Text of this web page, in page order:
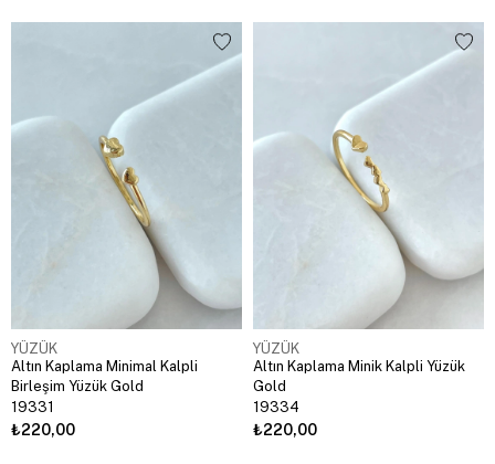
YÜZÜK
Altın Kaplama Minimal Kalpli
Birleşim Yüzük Gold
19331
₺220,00
YÜZÜK
Altın Kaplama Minik Kalpli Yüzük
Gold
19334
₺220,00